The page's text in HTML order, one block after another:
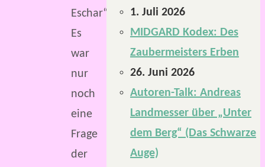
Eschar“.
Es
war
nur
noch
eine
Frage
der
1. Juli 2026
MIDGARD Kodex: Des
Zaubermeisters Erben
26. Juni 2026
Autoren-Talk: Andreas
Landmesser über „Unter
dem Berg“ (Das Schwarze
Auge)